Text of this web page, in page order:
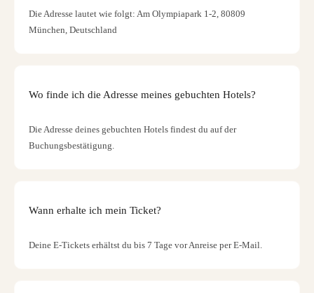
Die Adresse lautet wie folgt: Am Olympiapark 1-2, 80809
München, Deutschland
Wo finde ich die Adresse meines gebuchten Hotels?
Die Adresse deines gebuchten Hotels findest du auf der
Buchungsbestätigung.
Wann erhalte ich mein Ticket?
Deine E-Tickets erhältst du bis 7 Tage vor Anreise per E-Mail.